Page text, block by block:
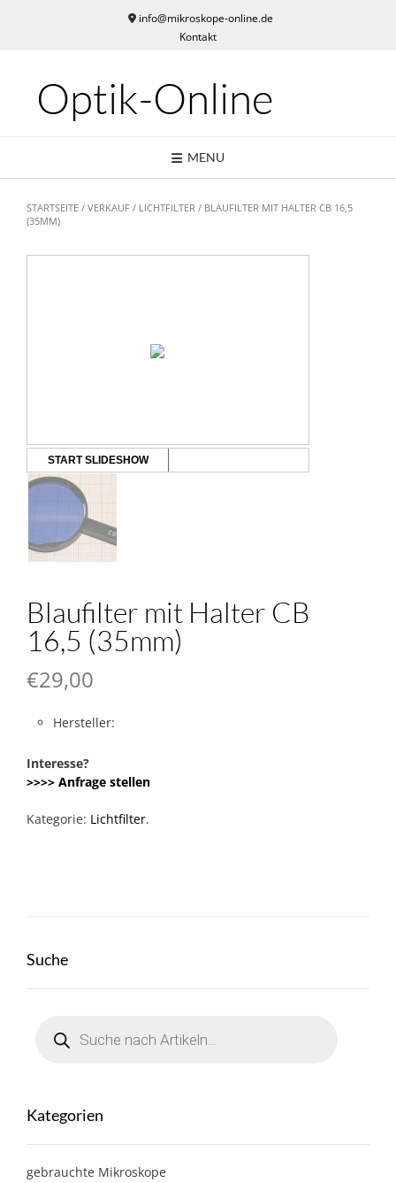
content
info@mikroskope-online.de
Kontakt
Optik-Online
MENU
STARTSEITE / VERKAUF / LICHTFILTER / BLAUFILTER MIT HALTER CB 16,5
(35MM)
START SLIDESHOW
Blaufilter mit Halter CB
16,5 (35mm)
€29,00
Hersteller:
Interesse?
>>>> Anfrage stellen
Kategorie: Lichtfilter.
Suche
search
Kategorien
gebrauchte Mikroskope